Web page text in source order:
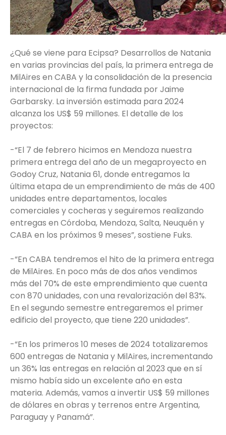
¿Qué se viene para Ecipsa? Desarrollos de Natania
en varias provincias del país, la primera entrega de
MilAires en CABA y la consolidación de la presencia
internacional de la firma fundada por Jaime
Garbarsky. La inversión estimada para 2024
alcanza los US$ 59 millones. El detalle de los
proyectos:
-“El 7 de febrero hicimos en Mendoza nuestra
primera entrega del año de un megaproyecto en
Godoy Cruz, Natania 61, donde entregamos la
última etapa de un emprendimiento de más de 400
unidades entre departamentos, locales
comerciales y cocheras y seguiremos realizando
entregas en Córdoba, Mendoza, Salta, Neuquén y
CABA en los próximos 9 meses”, sostiene Fuks.
-“En CABA tendremos el hito de la primera entrega
de MilAires. En poco más de dos años vendimos
más del 70% de este emprendimiento que cuenta
con 870 unidades, con una revalorización del 83%.
En el segundo semestre entregaremos el primer
edificio del proyecto, que tiene 220 unidades”.
-“En los primeros 10 meses de 2024 totalizaremos
600 entregas de Natania y MilAires, incrementando
un 36% las entregas en relación al 2023 que en sí
mismo había sido un excelente año en esta
materia. Además, vamos a invertir US$ 59 millones
de dólares en obras y terrenos entre Argentina,
Paraguay y Panamá”.